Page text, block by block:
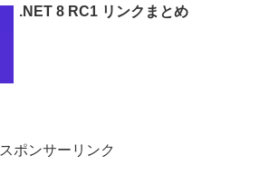
softCodenameAs
.NET 8 RC1 リンクまとめ
スポンサーリンク